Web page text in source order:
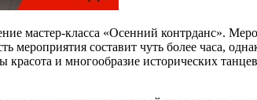
мастер-класса «Осенний контрданс».
мероприятия составит чуть более часа,
и многообразие исторических